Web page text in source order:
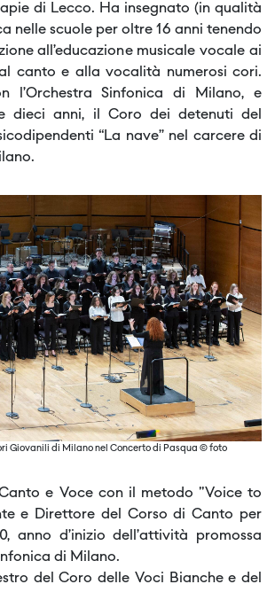
di Lecco. Ha insegnato (in qualità
nelle scuole per oltre 16 anni tenendo
all’educazione musicale vocale ai
canto e alla vocalità numerosi cori.
l’Orchestra Sinfonica di Milano, e
dieci anni, il Coro dei detenuti del
“La nave” nel carcere di
Giovanili di Milano nel Concerto di Pasqua © foto
e Voce con il metodo "Voice to
e Direttore del Corso di Canto per
anno d’inizio dell’attività promossa
di Milano.
del Coro delle Voci Bianche e del